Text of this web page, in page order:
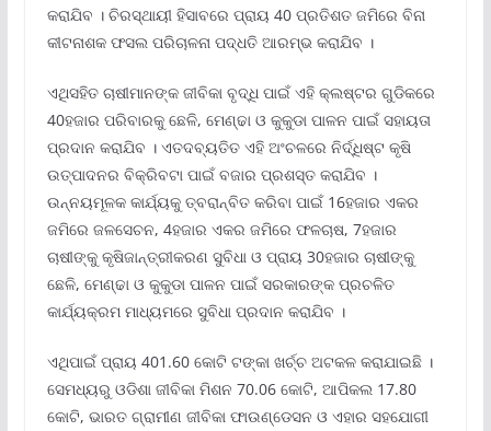
କରାଯିବ । ଚିରସ୍ଥାୟୀ ହିସାବରେ ପ୍ରାୟ 40 ପ୍ରତିଶତ ଜମିରେ ବିନା
କୀଟନାଶକ ଫସଲ ପରିଚାଳନା ପଦ୍ଧତି ଆରମ୍ଭ କରାଯିବ ।
ଏଥିସହିତ ଚାଷୀମାନଙ୍କ ଜୀବିକା ବୃଦ୍ଧି ପାଇଁ ଏହି କ୍ଲଷ୍ଟର ଗୁଡିକରେ
40ହଜାର ପରିବାରକୁ ଛେଳି, ମେଣ୍ଢା ଓ କୁକୁଡା ପାଳନ ପାଇଁ ସହାୟତା
ପ୍ରଦାନ କରାଯିବ । ଏତଦବ୍ୟତିତ ଏହି ଅଂଚଳରେ ନିର୍ଦ୍ଧିଷ୍ଟ କୃଷି
ଉତ୍ପାଦନର ବିକ୍ରିବଟା ପାଇଁ ବଜାର ପ୍ରଶସ୍ତ କରାଯିବ ।
ଉନ୍ନୟମୂଳକ କାର୍ଯ୍ୟକୁ ତ୍ବରାନ୍ବିତ କରିବା ପାଇଁ 16ହଜାର ଏକର
ଜମିରେ ଜଳସେଚନ, 4ହଜାର ଏକର ଜମିରେ ଫଳଚାଷ, 7ହଜାର
ଚାଷୀଙ୍କୁ କୃଷିଜାନ୍ତ୍ରୀକରଣ ସୁବିଧା ଓ ପ୍ରାୟ 30ହଜାର ଚାଷୀଙ୍କୁ
ଛେଳି, ମେଣ୍ଢା ଓ କୁକୁଡା ପାଳନ ପାଇଁ ସରକାରଙ୍କ ପ୍ରଚଳିତ
କାର୍ଯ୍ୟକ୍ରମ ମାଧ୍ୟମରେ ସୁବିଧା ପ୍ରଦାନ କରାଯିବ ।
ଏଥିପାଇଁ ପ୍ରାୟ 401.60 କୋଟି ଟଙ୍କା ଖର୍ଚ୍ଚ ଅଟକଳ କରାଯାଇଛି ।
ସେମଧ୍ୟରୁ ଓଡିଶା ଜୀବିକା ମିଶନ 70.06 କୋଟି, ଆପିକଲ 17.80
କୋଟି, ଭାରତ ଗ୍ରାମୀଣ ଜୀବିକା ଫାଉଣ୍ଡେସନ ଓ ଏହାର ସହଯୋଗୀ